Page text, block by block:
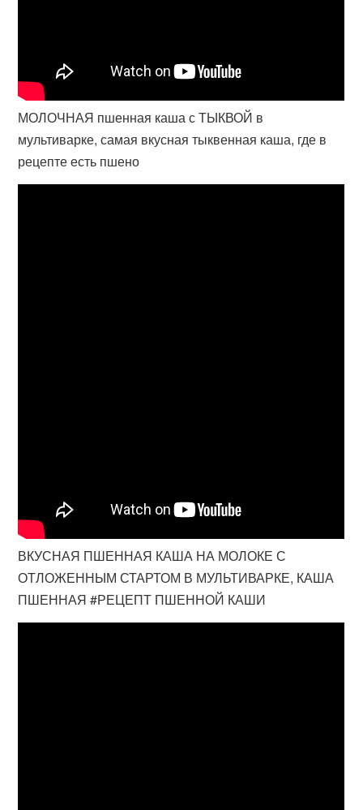
МОЛОЧНАЯ пшенная каша с ТЫКВОЙ в
мультиварке, самая вкусная тыквенная каша, где в
рецепте есть пшено
ВКУСНАЯ ПШЕННАЯ КАША НА МОЛОКЕ С
ОТЛОЖЕННЫМ СТАРТОМ В МУЛЬТИВАРКЕ, КАША
ПШЕННАЯ #РЕЦЕПТ ПШЕННОЙ КАШИ